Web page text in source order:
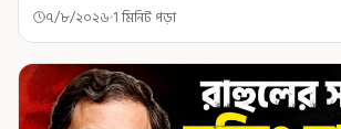
৭/৮/২০২৬ 1 মিনিট পড়া